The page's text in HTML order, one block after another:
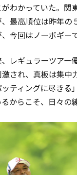
わかっていた。関
最高順位は昨年の
今回はノーボギー
レギュラーツアー
され、真板は集中
ティングに尽きる
からこそ、日々の